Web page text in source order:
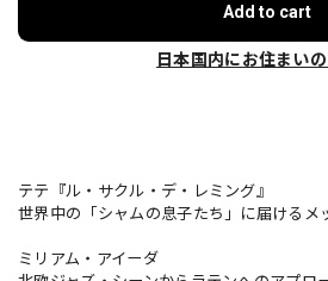
Add to cart
日本国内にお住まい
テテ『ル・サクル・デ・レミング』
世界中の「シャムの息子たち」に届けるメ
ミリアム・アイーダ